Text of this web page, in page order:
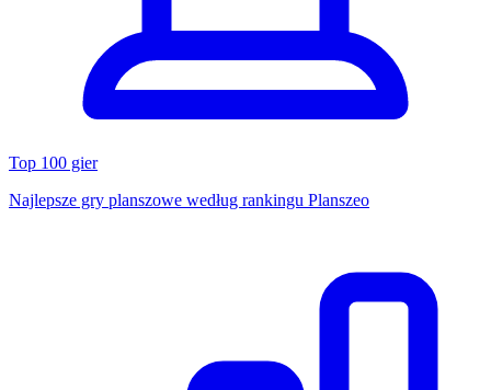
Top 100 gier
Najlepsze gry planszowe według rankingu Planszeo